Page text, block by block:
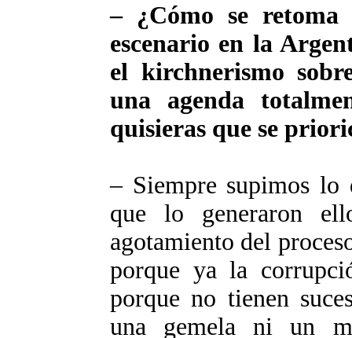
– ¿Cómo se
escenario en la
el kirchnerismo
una agenda
quisieras que se
– Siempre supimos
que lo generaron
agotamiento del
porque ya la
porque no tienen
una gemela ni un